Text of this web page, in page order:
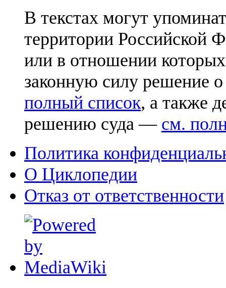
В текстах могут
территории Российской
или в отношении
законную силу решение
полный список, а также
решению суда — см.
Политика
О Циклопедии
Отказ от ответственности